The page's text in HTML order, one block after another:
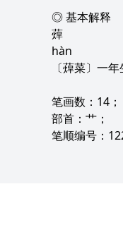
◎ 基本解释
蔊
hàn
〔蔊菜〕一
笔画数：14；
部首：艹；
笔顺编号：